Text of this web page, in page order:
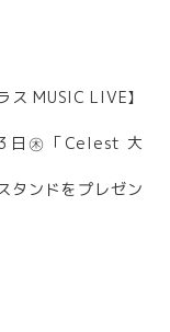
ス MUSIC LIVE】
日㊍「Celest 大
ンドをプレゼン